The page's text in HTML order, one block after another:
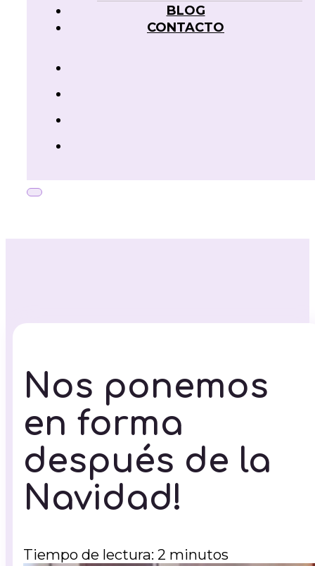
BLOG
CONTACTO
Nos ponemos
en forma
después de la
Navidad!
Tiempo de lectura: 2 minutos